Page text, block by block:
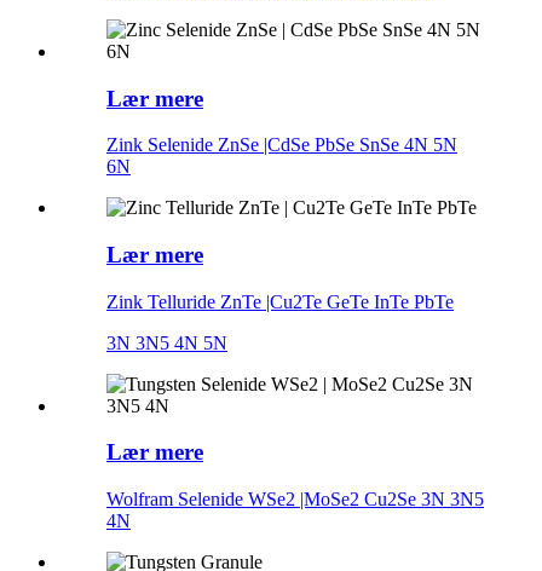
Lær mere
Zink Selenide ZnSe |CdSe PbSe SnSe 4N 5N
6N
Lær mere
Zink Telluride ZnTe |Cu2Te GeTe InTe PbTe
3N 3N5 4N 5N
Lær mere
Wolfram Selenide WSe2 |MoSe2 Cu2Se 3N 3N5
4N